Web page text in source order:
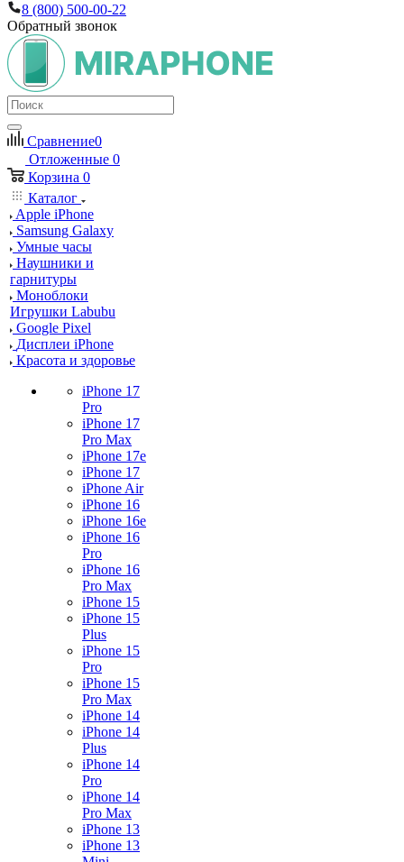
8 (800) 500-00-22
Обратный звонок
Сравнение0
Отложенные 0
Корзина 0
Каталог
Apple iPhone
Samsung Galaxy
Умные часы
Наушники и
гарнитуры
Моноблоки
Игрушки Labubu
Google Pixel
Дисплеи iPhone
Красота и здоровье
iPhone 17
Pro
iPhone 17
Pro Max
iPhone 17e
iPhone 17
iPhone Air
iPhone 16
iPhone 16e
iPhone 16
Pro
iPhone 16
Pro Max
iPhone 15
iPhone 15
Plus
iPhone 15
Pro
iPhone 15
Pro Max
iPhone 14
iPhone 14
Plus
iPhone 14
Pro
iPhone 14
Pro Max
iPhone 13
iPhone 13